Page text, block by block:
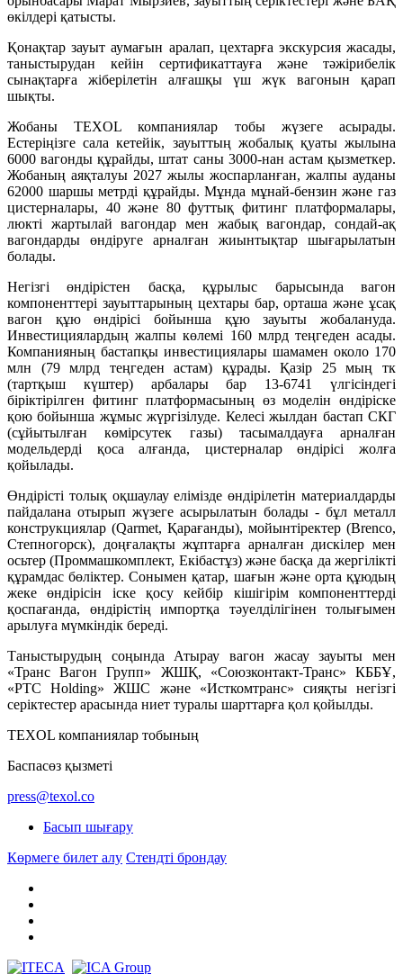
өкілдері қатысты.
Қонақтар зауыт аумағын аралап, цехтарға экскурсия жасады,
таныстырудан кейін сертификаттауға және тәжірибелік
сынақтарға жіберілетін алғашқы үш жүк вагонын қарап
шықты.
Жобаны TEXOL компаниялар тобы жүзеге асырады.
Естеріңізге сала кетейік, зауыттың жобалық қуаты жылына
6000 вагонды құрайды, штат саны 3000-нан астам қызметкер.
Жобаның аяқталуы 2027 жылы жоспарланған, жалпы ауданы
62000 шаршы метрді құрайды. Мұнда мұнай-бензин және газ
цистерналары, 40 және 80 футтық фитинг платформалары,
люкті жартылай вагондар мен жабық вагондар, сондай-ақ
вагондарды өндіруге арналған жиынтықтар шығарылатын
болады.
Негізгі өндірістен басқа, құрылыс барысында вагон
компоненттері зауыттарының цехтары бар, орташа және ұсақ
вагон құю өндірісі бойынша құю зауыты жобалануда.
Инвестициялардың жалпы көлемі 160 млрд теңгеден асады.
Компанияның бастапқы инвестициялары шамамен около 170
млн (79 млрд теңгеден астам) құрады. Қазір 25 мың тк
(тартқыш күштер) арбалары бар 13-6741 үлгісіндегі
біріктірілген фитинг платформасының өз моделін өндіріске
қою бойынша жұмыс жүргізілуде. Келесі жылдан бастап СКГ
(сұйытылған көмірсутек газы) тасымалдауға арналған
модельдерді қоса алғанда, цистерналар өндірісі жолға
қойылады.
Өндірісті толық оқшаулау елімізде өндірілетін материалдарды
пайдалана отырып жүзеге асырылатын болады - бұл металл
конструкциялар (Qarmet, Қарағанды), мойынтіректер (Brenco,
Степногорск), доңғалақты жұптарға арналған дискілер мен
осьтер (Проммашкомплект, Екібастұз) және басқа да жергілікті
құрамдас бөліктер. Сонымен қатар, шағын және орта құюдың
жеке өндірісін іске қосу кейбір кішігірім компоненттерді
қоспағанда, өндірістің импортқа тәуелділігінен толығымен
арылуға мүмкіндік береді.
Таныстырудың соңында Атырау вагон жасау зауыты мен
«Транс Вагон Групп» ЖШҚ, «Союзконтакт-Транс» КББҰ,
«PTC Holding» ЖШС және «Исткомтранс» сияқты негізгі
серіктестер арасында ниет туралы шарттарға қол қойылды.
TEXOL компаниялар тобының
Баспасөз қызметі
press@texol.co
Басып шығару
Көрмеге билет алу Стендті брондау